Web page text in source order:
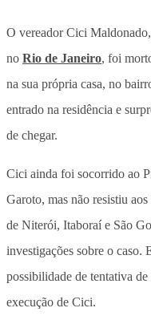
O vereador Cici
no Rio de Janeiro, foi
na sua própria casa, no
entrado na residência e
de chegar.
Cici ainda foi socorrido ao
Garoto, mas não resistiu
de Niterói, Itaboraí e São
investigações sobre o caso.
possibilidade de tentativa
execução de Cici.